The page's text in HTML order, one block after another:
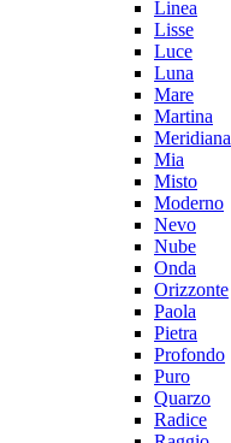
Linea
Lisse
Luce
Luna
Mare
Martina
Meridiana
Mia
Misto
Moderno
Nevo
Nube
Onda
Orizzonte
Paola
Pietra
Profondo
Puro
Quarzo
Radice